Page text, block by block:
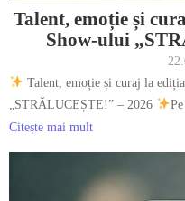
Talent, emoție și
Show-ului
Talent, emoție și curaj la
„STRĂLUCEȘTE!” – 2026
Citește mai mult